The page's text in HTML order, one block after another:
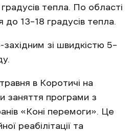
тепла. По області
до 13–18 градусів тепла.
західним зі швидкістю 5–
в Коротичі на
заняття програми з
«Коні перемоги». Це
реабілітації та